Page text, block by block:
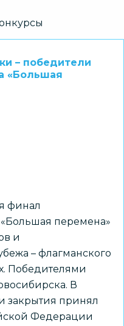
– победители
«Большая
финал
перемена»
и
– флагманского
Победителями
В
закрытия принял
Федерации